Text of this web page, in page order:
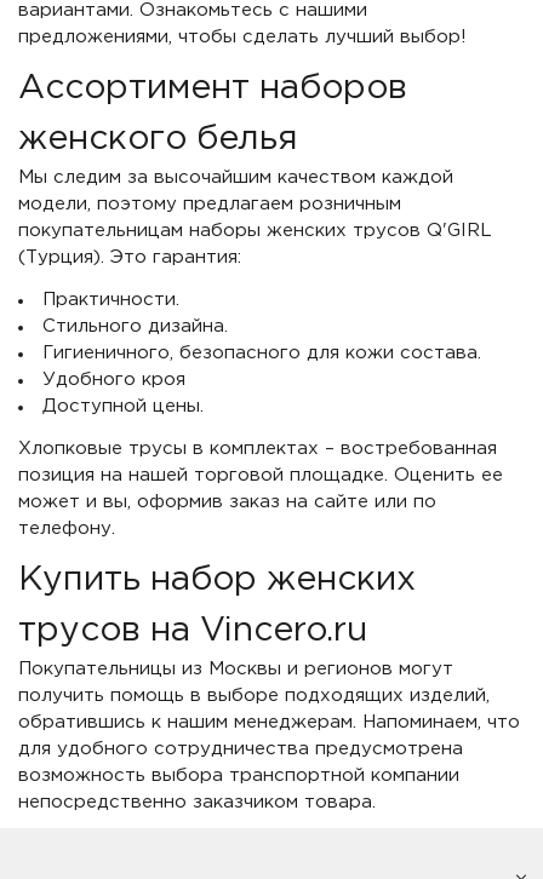
вариантами. Ознакомьтесь с нашими
предложениями, чтобы сделать лучший выбор!
Ассортимент наборов
женского белья
Мы следим за высочайшим качеством каждой
модели, поэтому предлагаем розничным
покупательницам наборы женских трусов Q'GIRL
(Турция). Это гарантия:
Практичности.
Стильного дизайна.
Гигиеничного, безопасного для кожи состава.
Удобного кроя
Доступной цены.
Хлопковые трусы в комплектах – востребованная
позиция на нашей торговой площадке. Оценить ее
может и вы, оформив заказ на сайте или по
телефону.
Купить набор женских
трусов на Vincero.ru
Покупательницы из Москвы и регионов могут
получить помощь в выборе подходящих изделий,
обратившись к нашим менеджерам. Напоминаем, что
для удобного сотрудничества предусмотрена
возможность выбора транспортной компании
непосредственно заказчиком товара.